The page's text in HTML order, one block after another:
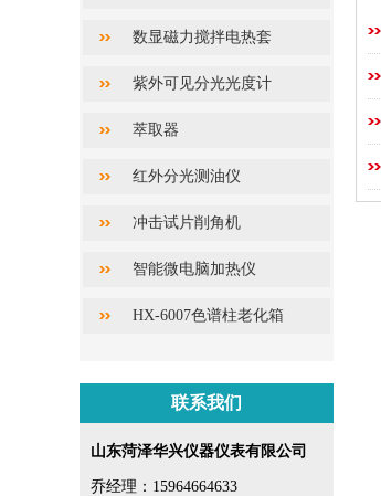
数显磁力搅拌电热套
紫外可见分光光度计
萃取器
红外分光测油仪
冲击试片削角机
智能微电脑加热仪
HX-6007色谱柱老化箱
联系我们
山东菏泽华兴仪器仪表有限公司
乔经理：15964664633